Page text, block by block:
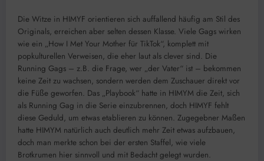
Die Witze in HIMYF orientieren sich auffallend häufig am Stil des
Originals, erreichen aber selten dessen Klasse. Viele Gags wirken
wie ein „How I Met Your Mother für TikTok“, komplett mit
popkulturellen Verweisen, die eher laut als clever sind. Die
Running Gags – z.B. die Frage, wer „der Vater“ ist – bekommen
keine Zeit zu wachsen, sondern werden dem Zuschauer direkt vor
die Füße geworfen. Das „Playbook“ hatte in HIMYM die Zeit, sich
als Running Gag in die Serie einzubrennen, doch HIMYF fehlt
diese Geduld, um etwas etablieren zu können. Zugegebner Maßen
hatte HIMYM natürlich auch deutlich mehr Zeit etwas aufzbauen,
doch man merkte schon bei der ersten Staffel, wie viele
Brotkrumen hier sinnvoll und mit Bedacht gelegt wurden.